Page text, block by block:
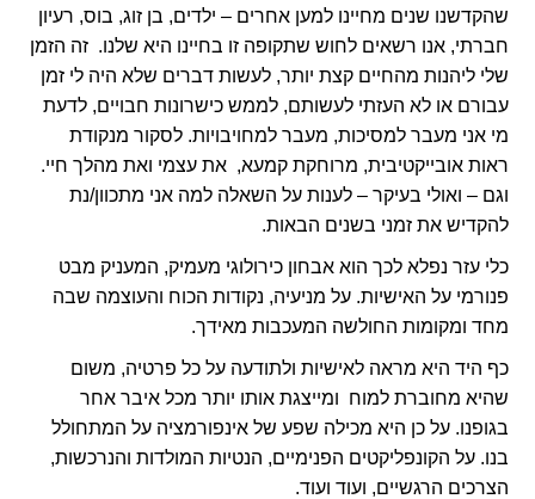
שהקדשנו שנים מחיינו למען אחרים – ילדים, בן זוג, בוס, רעיון
חברתי, אנו רשאים לחוש שתקופה זו בחיינו היא שלנו. זה הזמן
שלי ליהנות מהחיים קצת יותר, לעשות דברים שלא היה לי זמן
עבורם או לא העזתי לעשותם, לממש כישרונות חבויים, לדעת
מי אני מעבר למסיכות, מעבר למחויבויות. לסקור מנקודת
ראות אובייקטיבית, מרוחקת קמעא, את עצמי ואת מהלך חיי.
וגם – ואולי בעיקר – לענות על השאלה למה אני מתכוון/נת
להקדיש את זמני בשנים הבאות.
כלי עזר נפלא לכך הוא אבחון כירולוגי מעמיק, המעניק מבט
פנורמי על האישיות. על מניעיה, נקודות הכוח והעוצמה שבה
מחד ומקומות החולשה המעכבות מאידך.
כף היד היא מראה לאישיות ולתודעה על כל פרטיה, משום
שהיא מחוברת למוח ומייצגת אותו יותר מכל איבר אחר
בגופנו. על כן היא מכילה שפע של אינפורמציה על המתחולל
בנו. על הקונפליקטים הפנימיים, הנטיות המולדות והנרכשות,
הצרכים הרגשיים, ועוד ועוד.